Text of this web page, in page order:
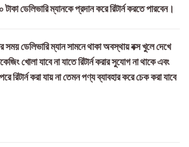
টাকা ডেলিভারি ম্যানকে প্রদান করে রিটার্ন করতে পারবেন।
সময় ডেলিভারি ম্যান সামনে থাকা অবস্থায় বক্স খুলে দেখে
খোলা যাবে না যাতে রিটার্ন করার সুযোগ না থাকে এবং
রিটার্ন করা যায় না তেমন পণ্য ব্যাবহার করে চেক করা যাবে